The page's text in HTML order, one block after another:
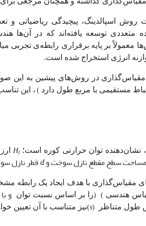
روش اسپالدینگ، پیچیدگی ریاضیاتی و
متعددی توسعه یافته‌اند که در آن‌ها
معمولاً بر پایه برقراری رابطه‌ی
انرژی استخراج شده است.
مستقیمی با مربع طول دار د ( ، این تناسب
نشان‌دهنده توان حرارتی کوره است؛ Hl
مساحت سطح مقطع نازل سوخت وd قطر نازل
مقیاس‌گذاری با هدف ایجاد یک رابطه
هندسی (
)را بر اساس نسبت توان و با
طول متناظر (s) نیز متناسب با آن تعیین